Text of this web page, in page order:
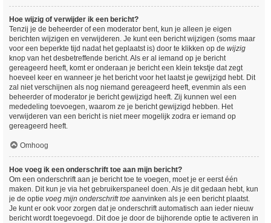
Hoe wijzig of verwijder ik een bericht?
Tenzij je de beheerder of een moderator bent, kun je alleen je eigen
berichten wijzigen en verwijderen. Je kunt een bericht wijzigen (soms maar
voor een beperkte tijd nadat het geplaatst is) door te klikken op de wijzig
knop van het desbetreffende bericht. Als er al iemand op je bericht
gereageerd heeft, komt er onderaan je bericht een klein tekstje dat zegt
hoeveel keer en wanneer je het bericht voor het laatst je gewijzigd hebt. Dit
zal niet verschijnen als nog niemand gereageerd heeft, evenmin als een
beheerder of moderator je bericht gewijzigd heeft. Zij kunnen wel een
mededeling toevoegen, waarom ze je bericht gewijzigd hebben. Het
verwijderen van een bericht is niet meer mogelijk zodra er iemand op
gereageerd heeft.
Omhoog
Hoe voeg ik een onderschrift toe aan mijn bericht?
Om een onderschrift aan je bericht toe te voegen, moet je er eerst één
maken. Dit kun je via het gebruikerspaneel doen. Als je dit gedaan hebt, kun
je de optie voeg mijn onderschrift toe aanvinken als je een bericht plaatst.
Je kunt er ook voor zorgen dat je onderschrift automatisch aan ieder nieuw
bericht wordt toegevoegd. Dit doe je door de bijhorende optie te activeren in